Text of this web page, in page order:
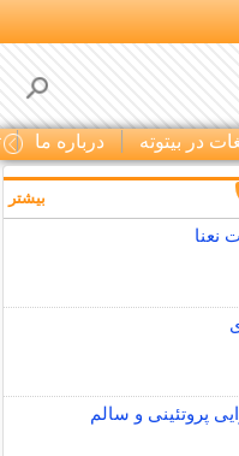
در بیتوته درباره ما
نعنا
پروتئینی و سالم
بیشتر